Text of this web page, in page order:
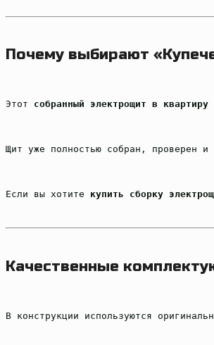
Почему выбирают
Этот собранный электрощит в квартиру
Щит уже полностью собран, проверен и
Если вы хотите купить сборку
Качественные
В конструкции используются